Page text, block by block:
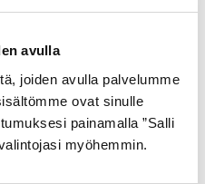
avulla
joiden avulla palvelumme
ovat sinulle
painamalla ”Salli
myöhemmin.
SISÄRENGAS 28″
32/40-622/630
7,99€